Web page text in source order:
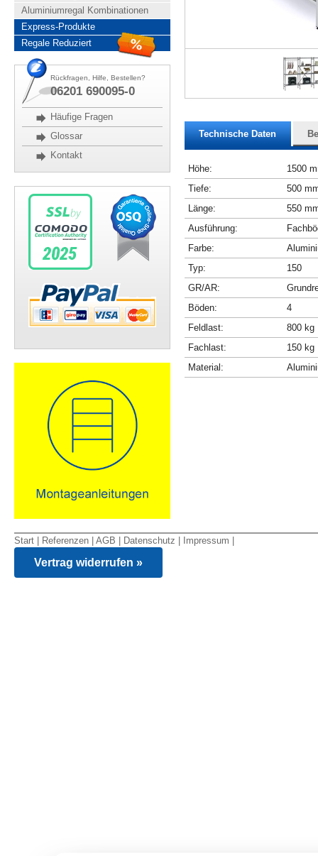
Aluminiumregal Kombinationen
Express-Produkte
Regale Reduziert
Rückfragen, Hilfe, Bestellen?
06201 690095-0
Häufige Fragen
Glossar
Kontakt
Technische Daten
Höhe:
1500
Tiefe:
500
Länge:
550
Ausführung:
Farbe:
Typ:
150
GR/AR:
Böden:
4
Feldlast:
800 kg
Fachlast:
150 kg
Material:
Start Referenzen AGB Datenschutz Impressum
Vertrag widerrufen »